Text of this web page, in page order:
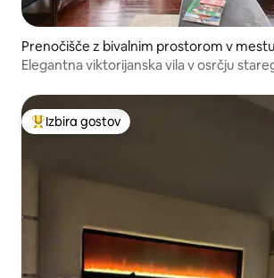
Prenočišče z bivalnim prostorom v mestu
isville
Elegantna viktorijanska vila v osrčju
Najbolj priljubljena prenočišča z značko
Izbira gostov